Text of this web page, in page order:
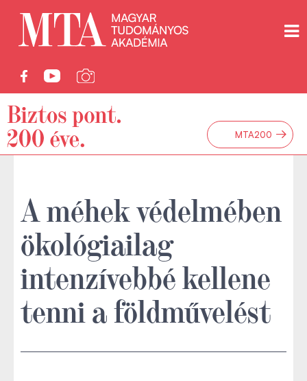
MTA200 →
A méhek védelmében
ökológiailag
intenzívebbé kellene
tenni a földművelést